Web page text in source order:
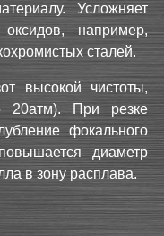
Усложняет
например,
сталей.
высокой чистоты,
20атм). При резке
фокального
диаметр
в зону расплава.